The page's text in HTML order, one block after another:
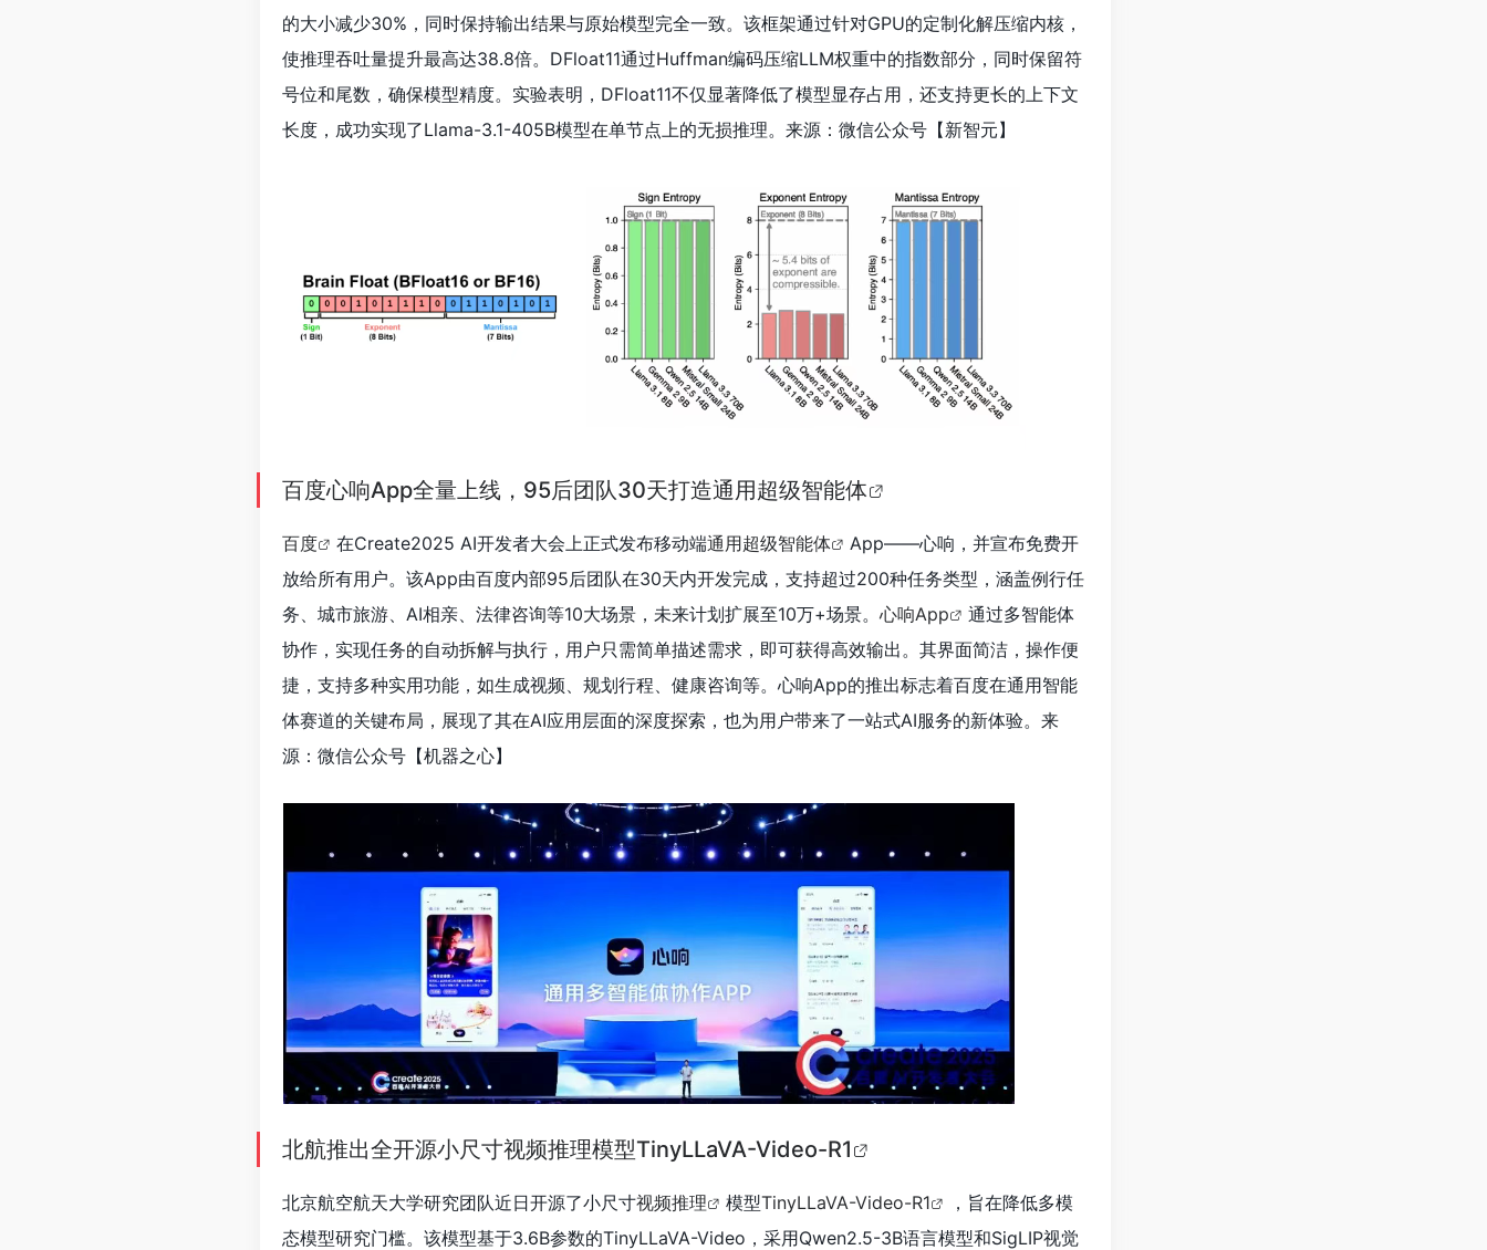
的大小减少30%，同时保持输出结果与原始模型完全一致。该框架通过针对GPU的定制化解压缩内核，
使推理吞吐量提升最高达38.8倍。DFloat11通过Huffman编码压缩LLM权重中的指数部分，同时保留符
号位和尾数，确保模型精度。实验表明，DFloat11不仅显著降低了模型显存占用，还支持更长的上下文
长度，成功实现了Llama-3.1-405B模型在单节点上的无损推理。来源：微信公众号【新智元】
百度心响App全量上线，95后团队30天打造通用超级智能体
百度 在Create2025 AI开发者大会上正式发布移动端通用超级智能体
App——心响，并宣布免费开
放给所有用户。该App由百度内部95后团队在30天内开发完成，支持超过200种任务类型，涵盖例行任
务、城市旅游、AI相亲、法律咨询等10大场景，未来计划扩展至10万+场景。 心响App
通过多智能体
协作，实现任务的自动拆解与执行，用户只需简单描述需求，即可获得高效输出。其界面简洁，操作便
捷，支持多种实用功能，如生成视频、规划行程、健康咨询等。心响App的推出标志着百度在通用智能
体赛道的关键布局，展现了其在AI应用层面的深度探索，也为用户带来了一站式AI服务的新体验。来
源：微信公众号【机器之心】
北航推出全开源小尺寸视频推理模型TinyLLaVA-Video-R1
北京航空航天大学研究团队近日开源了小尺寸视频推理 模型TinyLLaVA-Video-R1
，旨在降低多模
态模型研究门槛。该模型基于3.6B参数的TinyLLaVA-Video，采用Qwen2.5-3B语言模型和SigLIP视觉